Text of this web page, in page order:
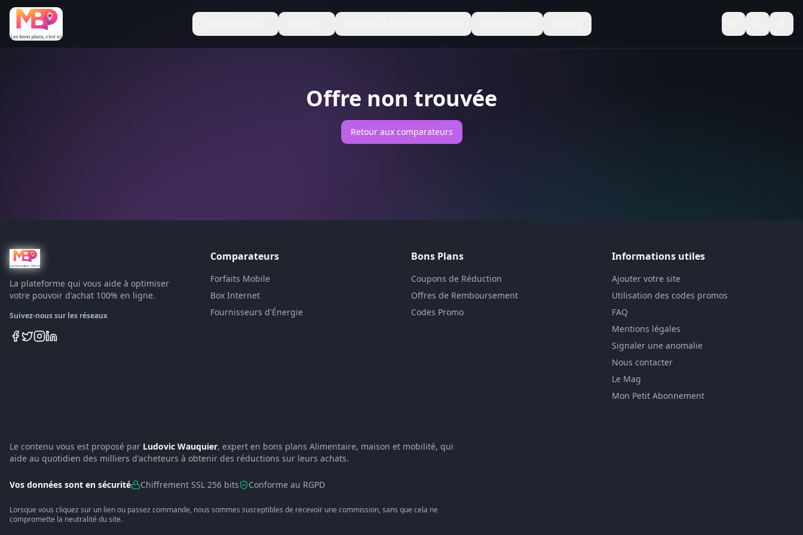
Basculer le
Offre non trouvée
Retour aux comparateurs
La plateforme qui vous aide à optimiser
votre pouvoir d'achat 100% en ligne.
Suivez-nous sur les réseaux
Comparateurs
Forfaits Mobile
Box Internet
Fournisseurs d'Énergie
Bons Plans
Coupons de Réduction
Offres de Remboursement
Codes Promo
Informations utiles
Ajouter votre site
Utilisation des codes promos
FAQ
Mentions légales
Signaler une anomalie
Nous contacter
Le Mag
Mon Petit Abonnement
Le contenu vous est proposé par Ludovic Wauquier, expert en bons plans Alimentaire, maison et mobilité, qui
aide au quotidien des milliers d'acheteurs à obtenir des réductions sur leurs achats.
Vos données sont en sécurité Chiffrement SSL 256 bits Conforme au RGPD
Lorsque vous cliquez sur un lien ou passez commande, nous sommes susceptibles de recevoir une commission, sans que cela ne
compromette la neutralité du site.